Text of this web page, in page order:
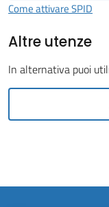
Trasparente
Tutti
argomenti...
Come attivare SPID
Altre utenze
In alternativa puoi